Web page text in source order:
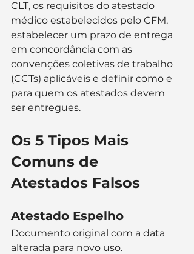
CLT, os requisitos do atestado
médico estabelecidos pelo CFM,
estabelecer um prazo de entrega
em concordância com as
convenções coletivas de trabalho
(CCTs) aplicáveis e definir como e
para quem os atestados devem
ser entregues​​.
Os 5 Tipos Mais
Comuns de
Atestados Falsos
Atestado Espelho
Documento original com a data
alterada para novo uso.